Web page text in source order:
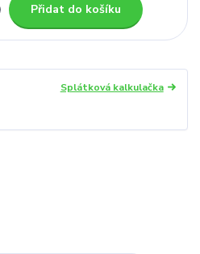
Přidat do košíku
Splátková kalkulačka